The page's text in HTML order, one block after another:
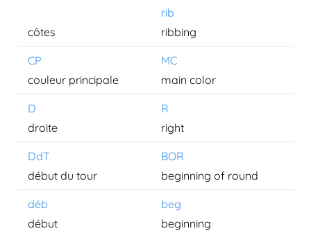
rib
côtes
ribbing
CP
MC
couleur principale
main color
D
R
droite
right
DdT
BOR
début du tour
beginning of round
déb
beg
début
beginning